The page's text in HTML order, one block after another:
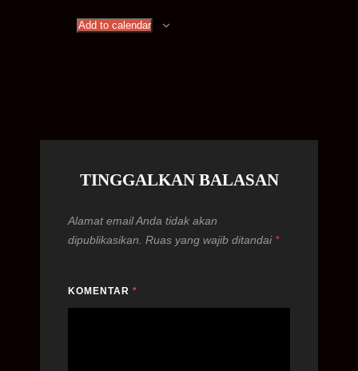
Add to calendar
TINGGALKAN BALASAN
Alamat email Anda tidak akan
dipublikasikan. Ruas yang wajib ditandai *
KOMENTAR *